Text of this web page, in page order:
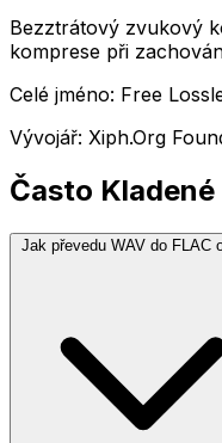
Bezztrátový zvukový
komprese při
Celé jméno: Free
Vývojář: Xiph.Org
Často
Jak převedu WAV do FLAC